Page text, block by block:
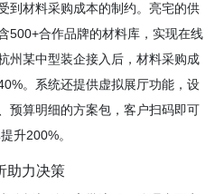
到材料采购成本的制约。亮宅的供
500+合作品牌的材料库，实现在线
州某中型装企接入后，材料采购成
。系统还提供虚拟展厅功能，设
预算明细的方案包，客户扫码即可
升200%。
助力决策